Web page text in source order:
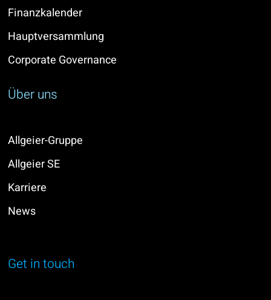
Finanzkalender
Hauptversammlung
Corporate Governance
Über uns
Allgeier-Gruppe
Allgeier SE
Karriere
News
Get in touch